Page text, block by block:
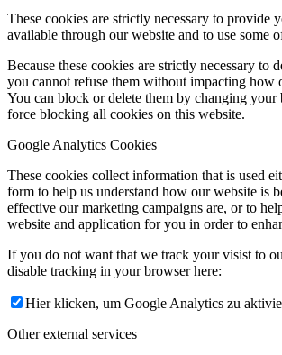
These cookies are strictly necessary to provide
available through our website and to use some
Because these cookies are strictly necessary to
you cannot refuse them without impacting how
You can block or delete them by changing your
force blocking all cookies on this website.
Google Analytics Cookies
These cookies collect information that is used
form to help us understand how our website is
effective our marketing campaigns are, or to
website and application for you in order to
If you do not want that we track your visist to
disable tracking in your browser here:
Hier klicken, um Google Analytics zu
Other external services